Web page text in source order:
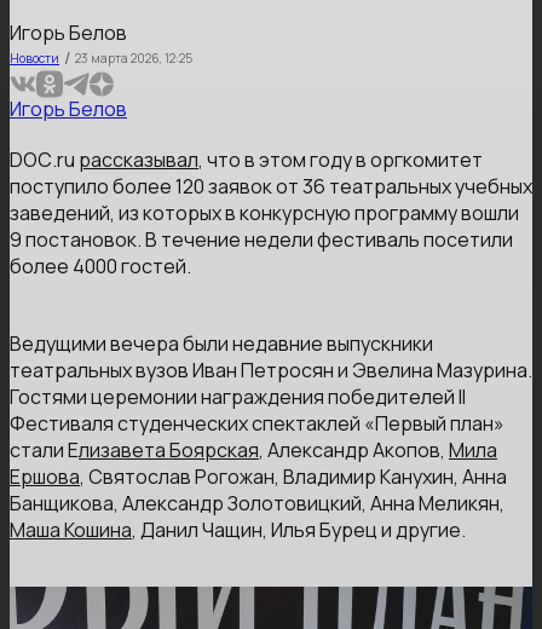
Игорь Белов
Новости / 23 марта 2026, 12:25
Игорь Белов
DОС.ru рассказывал, что в этом году в оргкомитет
поступило более 120 заявок от 36 театральных учебных
заведений, из которых в конкурсную программу вошли
9 постановок. В течение недели фестиваль посетили
более 4000 гостей.
Ведущими вечера были недавние выпускники
театральных вузов Иван Петросян и Эвелина Мазурина.
Гостями церемонии награждения победителей II
Фестиваля студенческих спектаклей «Первый план»
стали Елизавета Боярская, Александр Акопов, Мила
Ершова, Святослав Рогожан, Владимир Канухин, Анна
Банщикова, Александр Золотовицкий, Анна Меликян,
Маша Кошина, Данил Чащин, Илья Бурец и другие.